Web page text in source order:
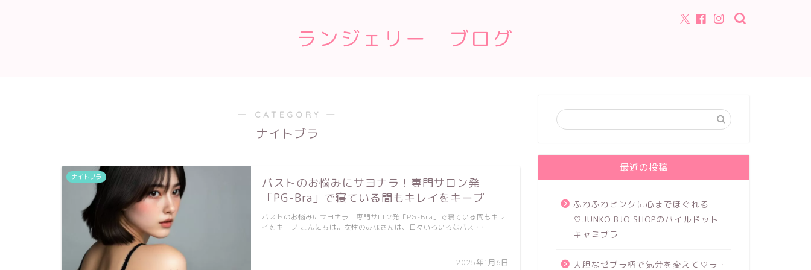
ランジェリー ブログ
― CATEGORY ―
ナイトブラ
ナイトブラ
バストのお悩みにサヨナラ！専門サロン発
「PG-Bra」で寝ている間もキレイをキープ
2025年1月6日
バストのお悩みにサヨナラ！専門サロン発「PG-Bra」で寝ている間もキレ
イをキープ こんにちは。女性のみなさんは、日々いろいろなバス …
最近の投稿
ふわふわピンクに心までほぐれる
♡JUNKO BJO SHOPのパイルドット
キャミブラ
大胆なゼブラ柄で気分を変えて♡ラ・